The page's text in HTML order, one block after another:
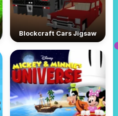
Blockcraft Cars Jigsaw